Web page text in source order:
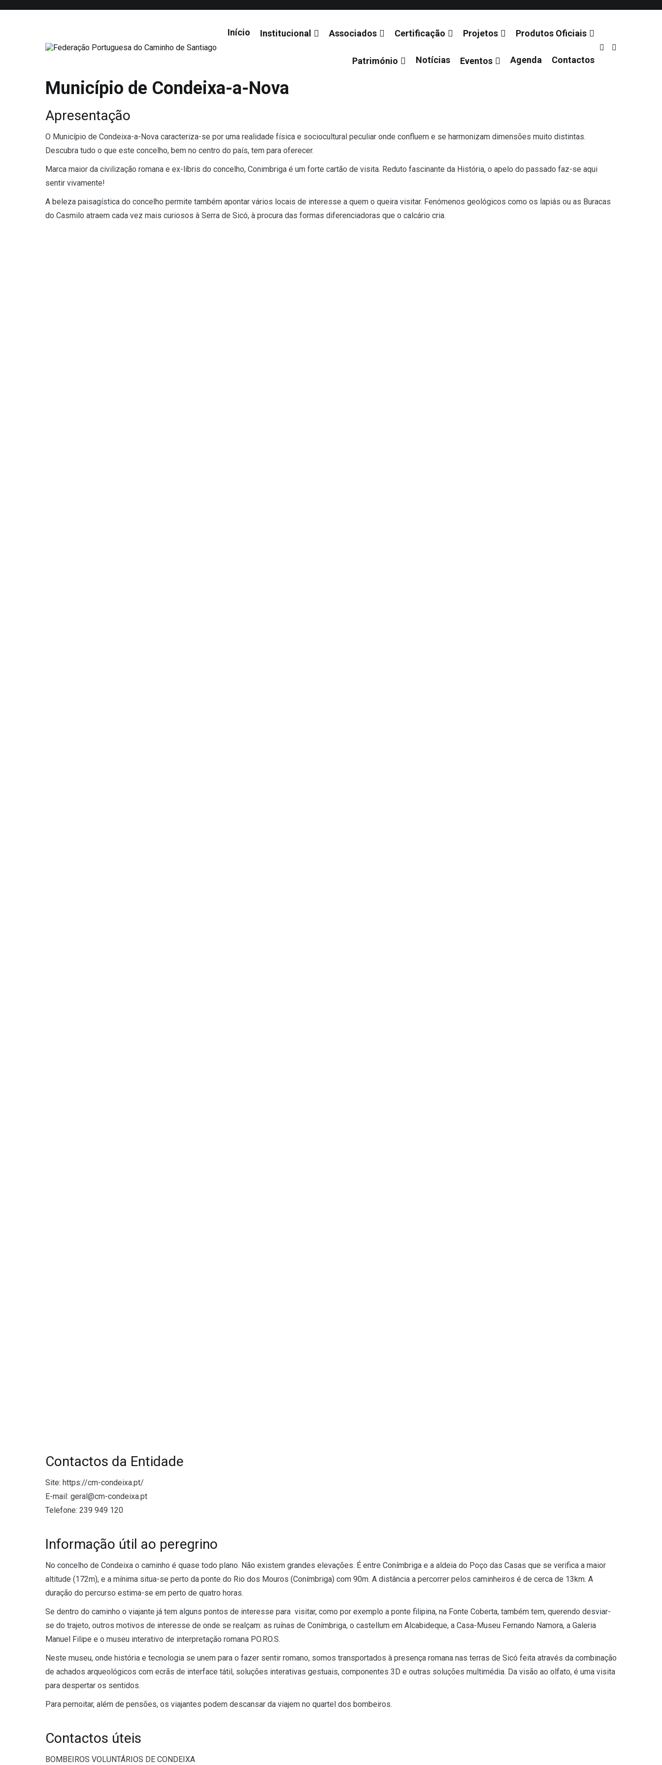
Início Institucional Associados Certificação Projetos Produtos Oficiais
Património Notícias Eventos Agenda Contactos
Município de Condeixa-a-Nova
Apresentação
O Município de Condeixa-a-Nova caracteriza-se por uma realidade física e sociocultural peculiar onde confluem e se harmonizam dimensões muito distintas.
Descubra tudo o que este concelho, bem no centro do país, tem para oferecer.
Marca maior da civilização romana e ex-líbris do concelho, Conimbriga é um forte cartão de visita. Reduto fascinante da História, o apelo do passado faz-se aqui
sentir vivamente!
A beleza paisagística do concelho permite também apontar vários locais de interesse a quem o queira visitar. Fenómenos geológicos como os lapiás ou as Buracas
do Casmilo atraem cada vez mais curiosos à Serra de Sicó, à procura das formas diferenciadoras que o calcário cria.
Contactos da Entidade
Site: https://cm-condeixa.pt/
E-mail: geral@cm-condeixa.pt
Telefone: 239 949 120
Informação útil ao peregrino
No concelho de Condeixa o caminho é quase todo plano. Não existem grandes elevações. É entre Conímbriga e a aldeia do Poço das Casas que se verifica a maior
altitude (172m), e a mínima situa-se perto da ponte do Rio dos Mouros (Conímbriga) com 90m. A distância a percorrer pelos caminheiros é de cerca de 13km. A
duração do percurso estima-se em perto de quatro horas.
Se dentro do caminho o viajante já tem alguns pontos de interesse para visitar, como por exemplo a ponte filipina, na Fonte Coberta, também tem, querendo desviar-
se do trajeto, outros motivos de interesse de onde se realçam: as ruínas de Conímbriga, o castellum em Alcabideque, a Casa-Museu Fernando Namora, a Galeria
Manuel Filipe e o museu interativo de interpretação romana PO.RO.S.
Neste museu, onde história e tecnologia se unem para o fazer sentir romano, somos transportados à presença romana nas terras de Sicó feita através da combinação
de achados arqueológicos com ecrãs de interface tátil, soluções interativas gestuais, componentes 3D e outras soluções multimédia. Da visão ao olfato, é uma visita
para despertar os sentidos.
Para pernoitar, além de pensões, os viajantes podem descansar da viajem no quartel dos bombeiros.
Contactos úteis
BOMBEIROS VOLUNTÁRIOS DE CONDEIXA